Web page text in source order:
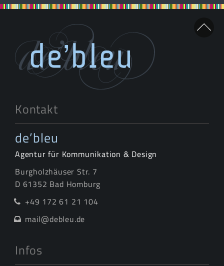
Kontakt
de’bleu
Agentur für Kommunikation & Design
Burgholzhäuser Str. 7
D 61352 Bad Homburg
+49 172 61 21 104
mail@debleu.de
Infos